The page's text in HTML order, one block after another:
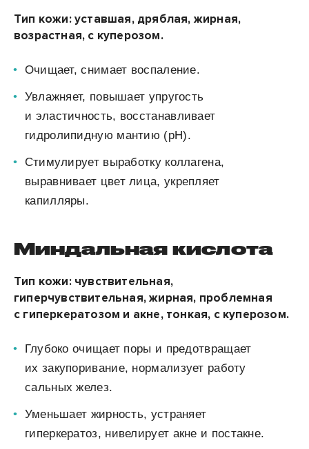
Тип кожи:уставшая, дряблая, жирная,
возрастная, с куперозом.
Очищает, снимает воспаление.
Увлажняет, повышает упругость
и эластичность, восстанавливает
гидролипидную мантию (pH).
Стимулирует выработку коллагена,
выравнивает цвет лица, укрепляет
капилляры.
Миндальная кислота
Тип кожи: чувствительная,
гиперчувствительная, жирная, проблемная
с гиперкератозом и акне, тонкая, с куперозом.
Глубоко очищает поры и предотвращает
их закупоривание, нормализует работу
сальных желез.
Уменьшает жирность, устраняет
гиперкератоз, нивелирует акне и постакне.